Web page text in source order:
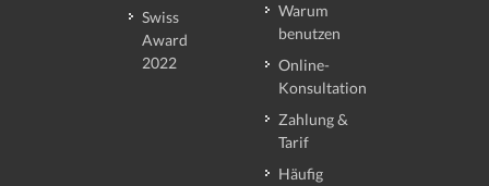
Swiss
Award
2022
Warum
benutzen
Online-
Konsultation
Zahlung &
Tarif
Häufig